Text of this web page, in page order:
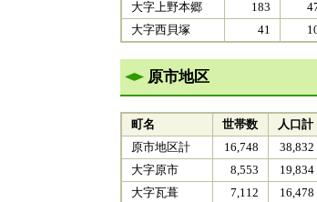
大字上野本郷
183
大字西貝塚
41
原市地区
町名 世帯数 人口計
原市地区計
16,748 38,832
大字原市
8,553 19,834
大字瓦葺
7,112 16,478